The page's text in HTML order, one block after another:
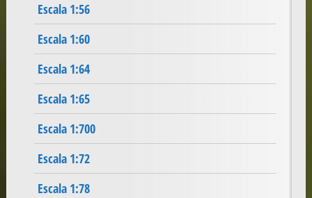
Escala 1:56
Escala 1:60
Escala 1:64
Escala 1:65
Escala 1:700
Escala 1:72
Escala 1:78